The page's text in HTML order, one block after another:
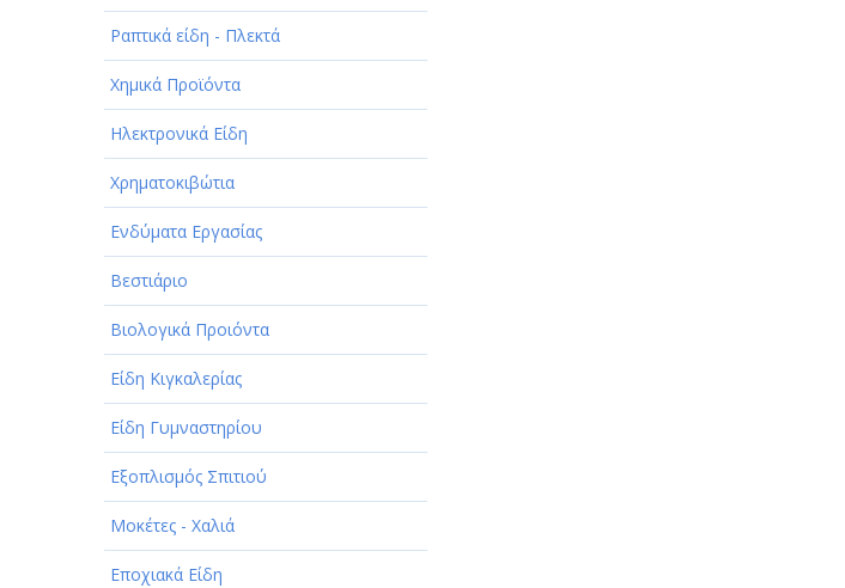
Ραπτικά είδη - Πλεκτά
Χημικά Προϊόντα
Ηλεκτρονικά Είδη
Χρηματοκιβώτια
Ενδύματα Εργασίας
Βεστιάριο
Βιολογικά Προιόντα
Είδη Κιγκαλερίας
Είδη Γυμναστηρίου
Εξοπλισμός Σπιτιού
Μοκέτες - Χαλιά
Εποχιακά Είδη